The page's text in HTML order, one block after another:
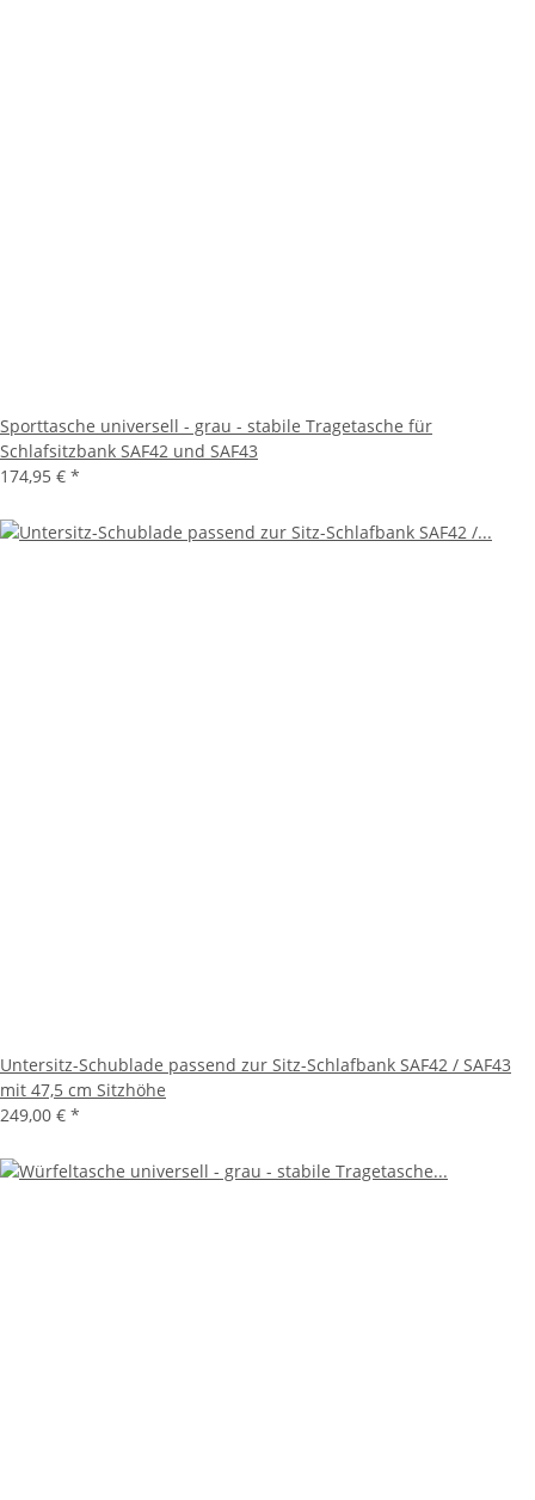
Sporttasche universell - grau - stabile Tragetasche für
Schlafsitzbank SAF42 und SAF43
174,95 € *
Untersitz-Schublade passend zur Sitz-Schlafbank SAF42 / SAF43
mit 47,5 cm Sitzhöhe
249,00 € *